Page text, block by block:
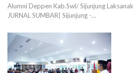
Alumni Deppen Kab.Swl/ Sijunjung
JURNAL SUMBAR| Sijunjung -…